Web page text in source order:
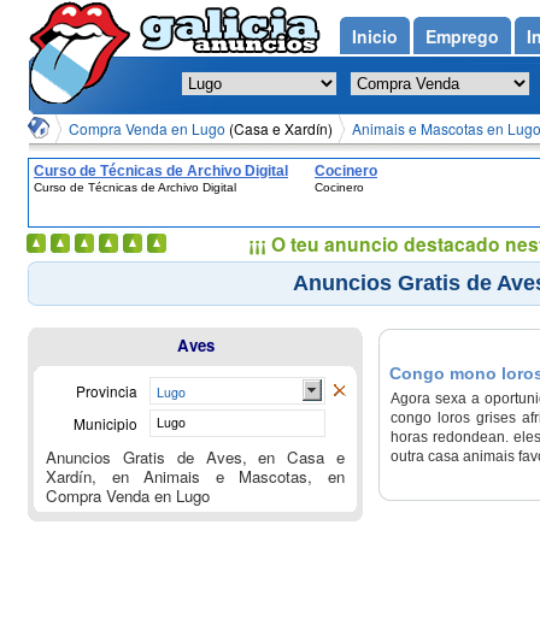
Compra Venda en Lugo (Casa e Xardín) Animais e Mascotas en Lugo
Curso de Técnicas de Archivo Digital
Curso de Técnicas de Archivo Digital
Cocinero
Cocinero
Anuncios Gratis de
Congo mono
Agora sexa a
congo loros grises
horas redondean.
outra casa animais
Aves
Provincia Lugo
Municipio Lugo
Anuncios Gratis de Aves, en Casa e
Xardín, en Animais e Mascotas, en
Compra Venda en Lugo
Inicio Emprego
¡¡¡ O teu anuncio destacado